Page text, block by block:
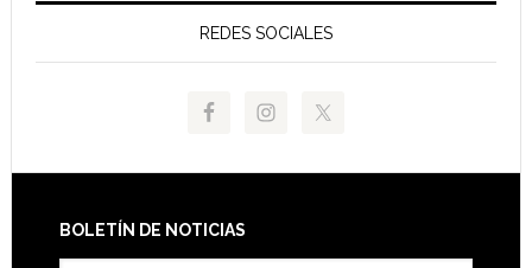
REDES SOCIALES
Footer
BOLETÍN DE NOTICIAS